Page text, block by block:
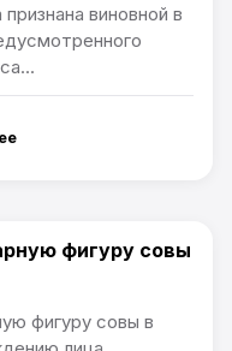
виновной в
фигуру совы
фигуру совы в